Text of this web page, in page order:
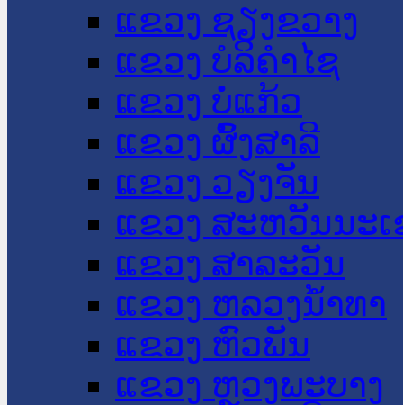
ແຂວງ ຊຽງຂວາງ
ແຂວງ ບໍລິຄໍາໄຊ
ແຂວງ ບໍ່ແກ້ວ
ແຂວງ ຜົ້ງສາລີ
ແຂວງ ວຽງຈັນ
ແຂວງ ສະຫວັນນະ
ແຂວງ ສາລະວັນ
ແຂວງ ຫລວງນໍ້າທາ
ແຂວງ ຫົວພັນ
ແຂວງ ຫຼວງພະບາງ